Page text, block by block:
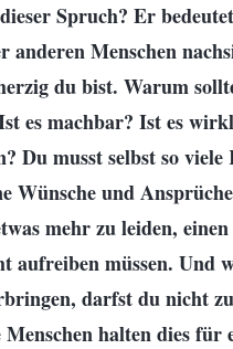
Spruch? Er
anderen Menschen
du bist. Warum
es machbar? Ist es
Du musst selbst so viele
Wünsche und
mehr zu leiden,
aufreiben müssen. Und
darfst du nicht
halten dies für